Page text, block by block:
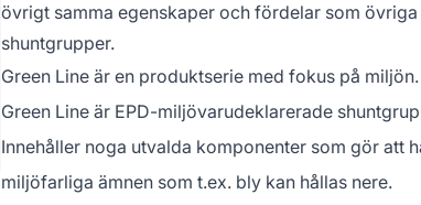
övrigt samma egenskaper och fördelar som övriga
shuntgrupper.
Green Line är en produktserie med fokus på miljön.
Green Line är EPD-miljövarudeklarerade
Innehåller noga utvalda komponenter som gör att
miljöfarliga ämnen som t.ex. bly kan hållas nere.